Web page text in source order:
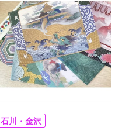
石川・金沢